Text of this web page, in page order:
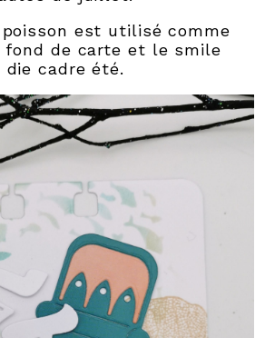
est utilisé comme
fond de carte et le smile
cadre été.